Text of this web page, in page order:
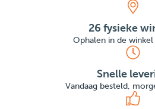
26 fysieke
Ophalen in de
Snelle
Vandaag besteld,